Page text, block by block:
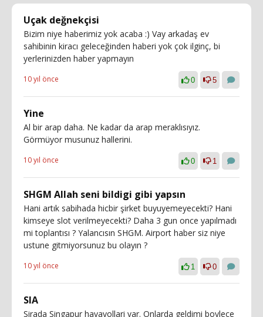
Uçak değnekçisi
Bizim niye haberimiz yok acaba :) Vay arkadaş ev
sahibinin kiracı geleceğinden haberi yok çok ilginç, bi
yerlerinizden haber yapmayın
10 yıl önce 0 5
Yine
Al bir arap daha. Ne kadar da arap meraklısıyız.
Görmüyor musunuz hallerini.
10 yıl önce 0 1
SHGM Allah seni bildigi gibi yapsın
Hani artık sabihada hicbir şirket buyuyemeyecekti? Hani
kimseye slot verilmeyecekti? Daha 3 gun once yapılmadı
mi toplantısı ? Yalancısın SHGM. Airport haber siz niye
ustune gitmiyorsunuz bu olayın ?
10 yıl önce 1 0
SIA
Sirada Singapur havayollari var. Onlarda geldimi boylece